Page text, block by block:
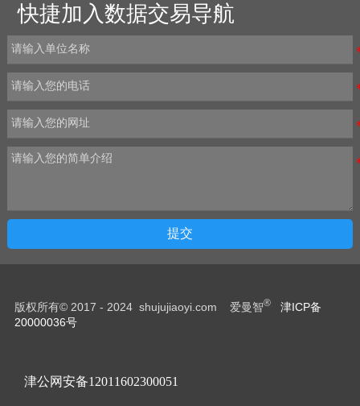
快捷加入数据交易导航
提交
版权所有© 2017 - 2024 shujujiaoyi.com 爱曼智®
津ICP备
20000036号
津公网安备12011602300051